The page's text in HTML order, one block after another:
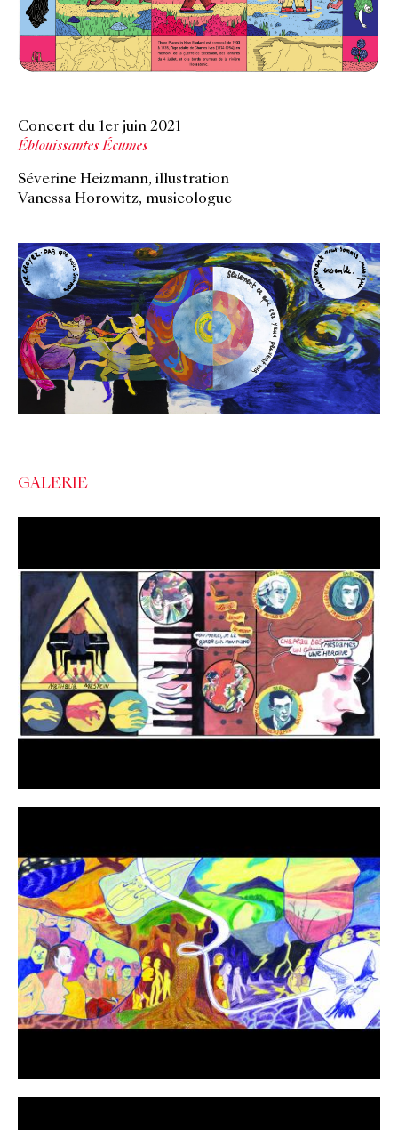
Concert du 1er juin 2021
Éblouissantes Écumes
Séverine Heizmann, illustration
Vanessa Horowitz, musicologue
GALERIE